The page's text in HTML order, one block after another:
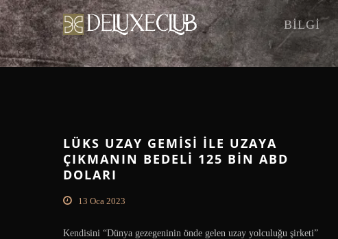
BİLGİ
LÜKS UZAY GEMISI İLE UZAYA
ÇIKMANIN BEDELI 125 BIN ABD
DOLARI
13 Oca 2023
Kendisini “Dünya gezegeninin önde gelen uzay yolculuğu şirketi”